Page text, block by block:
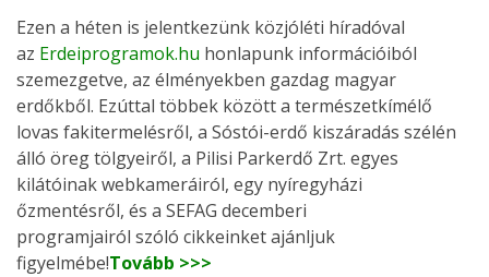
Ezen a héten is jelentkezünk közjóléti híradóval
az Erdeiprogramok.hu honlapunk információiból
szemezgetve, az élményekben gazdag magyar
erdőkből. Ezúttal többek között a természetkímélő
lovas fakitermelésről, a Sóstói-erdő kiszáradás szélén
álló öreg tölgyeiről, a Pilisi Parkerdő Zrt. egyes
kilátóinak webkameráiról, egy nyíregyházi
őzmentésről, és a SEFAG decemberi
programjairól szóló cikkeinket ajánljuk
figyelmébe!Tovább >>>